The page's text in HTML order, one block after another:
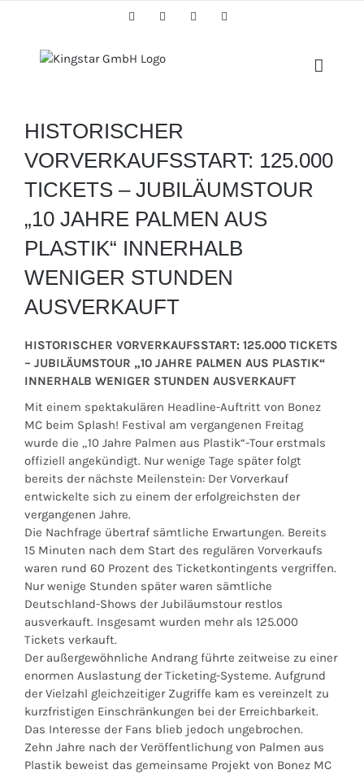
FacebookTwitter Instagram
HISTORISCHER
VORVERKAUFSSTART: 125.000
TICKETS – JUBILÄUMSTOUR
„10 JAHRE PALMEN AUS
PLASTIK“ INNERHALB
WENIGER STUNDEN
AUSVERKAUFT
HISTORISCHER VORVERKAUFSSTART: 125.000 TICKETS
– JUBILÄUMSTOUR „10 JAHRE PALMEN AUS PLASTIK“
INNERHALB WENIGER STUNDEN AUSVERKAUFT
Mit einem spektakulären Headline-Auftritt von Bonez
MC beim Splash! Festival am vergangenen Freitag
wurde die „10 Jahre Palmen aus Plastik“-Tour erstmals
offiziell angekündigt. Nur wenige Tage später folgt
bereits der nächste Meilenstein: Der Vorverkauf
entwickelte sich zu einem der erfolgreichsten der
vergangenen Jahre.
Die Nachfrage übertraf sämtliche Erwartungen. Bereits
15 Minuten nach dem Start des regulären Vorverkaufs
waren rund 60 Prozent des Ticketkontingents vergriffen.
Nur wenige Stunden später waren sämtliche
Deutschland-Shows der Jubiläumstour restlos
ausverkauft. Insgesamt wurden mehr als 125.000
Tickets verkauft.
Der außergewöhnliche Andrang führte zeitweise zu einer
enormen Auslastung der Ticketing-Systeme. Aufgrund
der Vielzahl gleichzeitiger Zugriffe kam es vereinzelt zu
kurzfristigen Einschränkungen bei der Erreichbarkeit.
Das Interesse der Fans blieb jedoch ungebrochen.
Zehn Jahre nach der Veröffentlichung von Palmen aus
Plastik beweist das gemeinsame Projekt von Bonez MC